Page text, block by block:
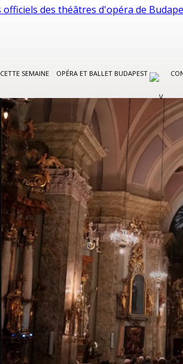
CETTE SEMAINE OPÉRA ET BALLET BUDAPEST